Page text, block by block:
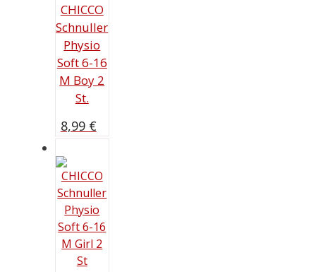
CHICCO
Schnuller
Physio
Soft 6-16
M Boy 2
St.
8,99 €